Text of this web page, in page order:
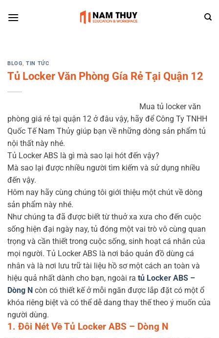
BLOG,TIN TỨC
Tủ Locker Văn Phòng Gía Rẻ Tại Quận 12
Mua tủ locker văn
phòng giá rẻ tại quận 12 ở đâu vậy, hãy để Công Ty TNHH
Quốc Tế Nam Thủy giúp bạn về những dòng sản phẩm tủ
nội thất này nhé.
Tủ Locker ABS là gì mà sao lại hót đến vậy?
Mà sao lại được nhiều người tìm kiếm và sử dụng nhiều
đến vậy.
Hôm nay hãy cùng chúng tôi giới thiệu một chút về dòng
sản phẩm này nhé.
Như chúng ta đã được biết từ thuở xa xưa cho đến cuộc
sống hiện đại ngày nay, tủ đóng một vai trò vô cùng quan
trọng và cần thiết trong cuộc sống, sinh hoạt cá nhân của
mọi người. Tủ Locker ABS là nơi bảo quản đồ dùng cá
nhân và là nơi lưu trữ tài liệu hồ sơ một cách an toàn và
hiệu quả nhất dành cho bạn, ngoài ra tủ Locker ABS –
Dòng N còn có thiết kế ở mỗi ngăn được lắp đặt có một ổ
khóa riêng biệt và có thể dễ dang thay thế theo ý muốn của
người dùng.
1. Đôi Nét Về Tủ Locker ABS – Dòng N